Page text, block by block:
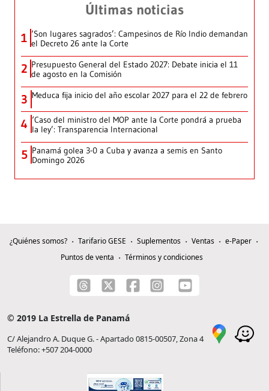
Últimas noticias
1 ‘Son lugares sagrados’: Campesinos de Río Indio demandan
el Decreto 26 ante la Corte
2 Presupuesto General del Estado 2027: Debate inicia el 11
de agosto en la Comisión
3 Meduca fija inicio del año escolar 2027 para el 22 de febrero
4 ‘Caso del ministro del MOP ante la Corte pondrá a prueba
la ley’: Transparencia Internacional
5 Panamá golea 3-0 a Cuba y avanza a semis en Santo
Domingo 2026
¿Quiénes somos? Tarifario GESE Suplementos Ventas
e-Paper
Puntos de venta
Términos y condiciones
© 2019 La Estrella de Panamá
C/ Alejandro A. Duque G. - Apartado 0815-00507, Zona 4
Teléfono: +507 204-0000